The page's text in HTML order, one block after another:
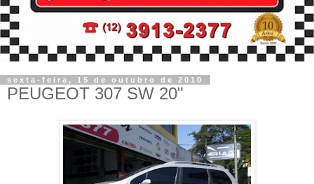
sexta-feira, 15 de outubro de 2010
PEUGEOT 307 SW 20"